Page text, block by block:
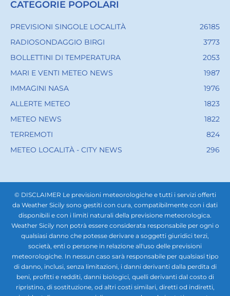
CATEGORIE POPOLARI
PREVISIONI SINGOLE LOCALITÀ
26185
RADIOSONDAGGIO BIRGI
3773
BOLLETTINI DI TEMPERATURA
2053
MARI E VENTI METEO NEWS
1987
IMMAGINI NASA
1976
ALLERTE METEO
1823
METEO NEWS
1822
TERREMOTI
824
METEO LOCALITÀ - CITY NEWS
296
© DISCLAIMER Le previsioni meteorologiche e tutti i servizi offerti
da Weather Sicily sono gestiti con cura, compatibilmente con i dati
disponibili e con i limiti naturali della previsione meteorologica.
Weather Sicily non potrà essere considerata responsabile per ogni o
qualsiasi danno che potesse derivare a soggetti giuridici terzi,
società, enti o persone in relazione all'uso delle previsioni
meteorologiche. In nessun caso sarà responsabile per qualsiasi tipo
di danno, inclusi, senza limitazioni, i danni derivanti dalla perdita di
beni, profitti e redditi, danni biologici, quelli derivanti dal costo di
ripristino, di sostituzione, od altri costi similari, diretti od indiretti,